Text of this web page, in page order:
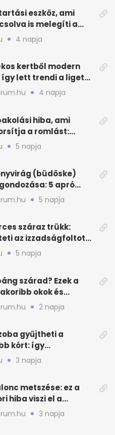
eszköz, ami
is melegíti a
4 napja
kertből modern
így lett trendi a ligetes
4 napja
hiba, ami
a romlást:
figyelj
5 napja
(büdöske)
5 apró
dús virágzásért
5 napja
száraz trükk:
az izzadságfoltot
a matracról
5 napja
szárad? Ezek a
okok és
2 napja
gyűjtheti a
kórt: így
otthon
3 napja
metszése: ez a
hiba viszi el a
3 napja